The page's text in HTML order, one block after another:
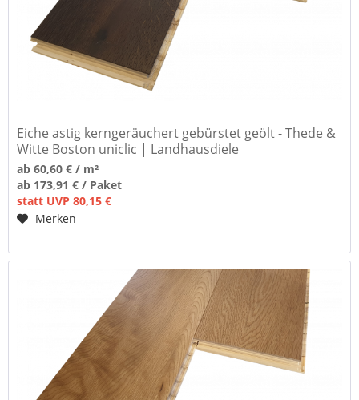
Eiche astig kerngeräuchert gebürstet geölt - Thede &
Witte Boston uniclic | Landhausdiele
ab 60,60 € / m²
ab 173,91 € / Paket
statt UVP 80,15 €
Merken